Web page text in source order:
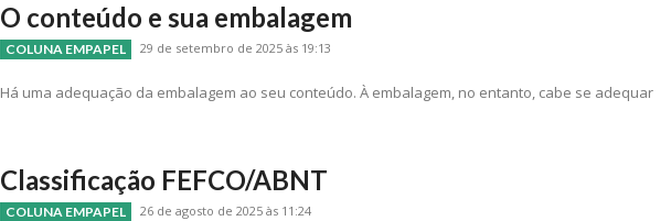
O conteúdo e sua embalagem
COLUNA EMPAPEL 29 de setembro de 2025 às 19:13
Há uma adequação da embalagem ao seu conteúdo. À embalagem, no entanto, cabe se adequar
Classificação FEFCO/ABNT
COLUNA EMPAPEL 26 de agosto de 2025 às 11:24